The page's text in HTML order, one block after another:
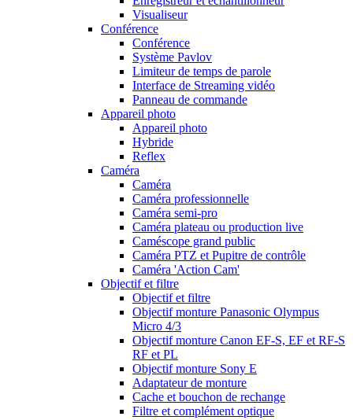
Visualiseur
Conférence
Conférence
Système Pavlov
Limiteur de temps de parole
Interface de Streaming vidéo
Panneau de commande
Appareil photo
Appareil photo
Hybride
Reflex
Caméra
Caméra
Caméra professionnelle
Caméra semi-pro
Caméra plateau ou production live
Caméscope grand public
Caméra PTZ et Pupitre de contrôle
Caméra 'Action Cam'
Objectif et filtre
Objectif et filtre
Objectif monture Panasonic Olympus
Micro 4/3
Objectif monture Canon EF-S, EF et RF-S
RF et PL
Objectif monture Sony E
Adaptateur de monture
Cache et bouchon de rechange
Filtre et complément optique